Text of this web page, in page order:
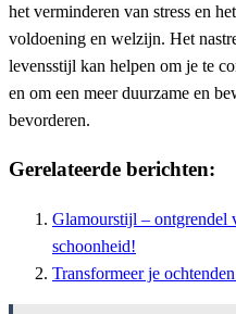
het verminderen van stress en
voldoening en welzijn. Het
levensstijl kan helpen om je te
en om een meer duurzame en
bevorderen.
Gerelateerde berichten:
Glamourstijl – ontgrendel
schoonheid!
Transformeer je